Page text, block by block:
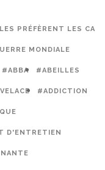
PRÉFÈRENT LES
MONDIALE
#ABBA #ABEILLES
#ADDICTION
D'ENTRETIEN